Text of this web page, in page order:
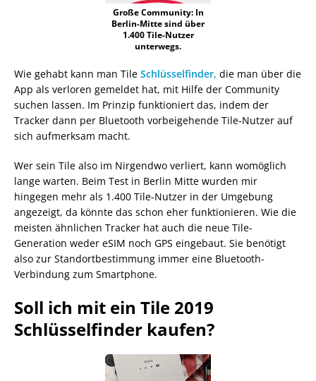
Große Community: In
Berlin-Mitte sind über
1.400 Tile-Nutzer
unterwegs.
Wie gehabt kann man Tile Schlüsselfinder, die man über die
App als verloren gemeldet hat, mit Hilfe der Community
suchen lassen. Im Prinzip funktioniert das, indem der
Tracker dann per Bluetooth vorbeigehende Tile-Nutzer auf
sich aufmerksam macht.
Wer sein Tile also im Nirgendwo verliert, kann womöglich
lange warten. Beim Test in Berlin Mitte wurden mir
hingegen mehr als 1.400 Tile-Nutzer in der Umgebung
angezeigt, da könnte das schon eher funktionieren. Wie die
meisten ähnlichen Tracker hat auch die neue Tile-
Generation weder eSIM noch GPS eingebaut. Sie benötigt
also zur Standortbestimmung immer eine Bluetooth-
Verbindung zum Smartphone.
Soll ich mit ein Tile 2019
Schlüsselfinder kaufen?